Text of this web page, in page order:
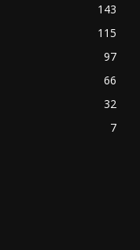
143
115
97
66
32
7